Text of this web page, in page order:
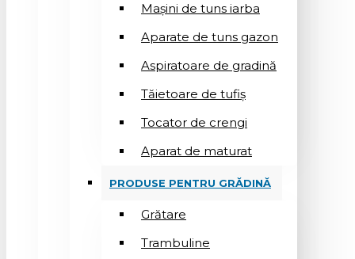
Mașini de tuns iarba
Aparate de tuns gazon
Aspiratoare de gradină
Tăietoare de tufiș
Tocator de crengi
Aparat de maturat
PRODUSE PENTRU GRĂDINĂ
Grătare
Trambuline